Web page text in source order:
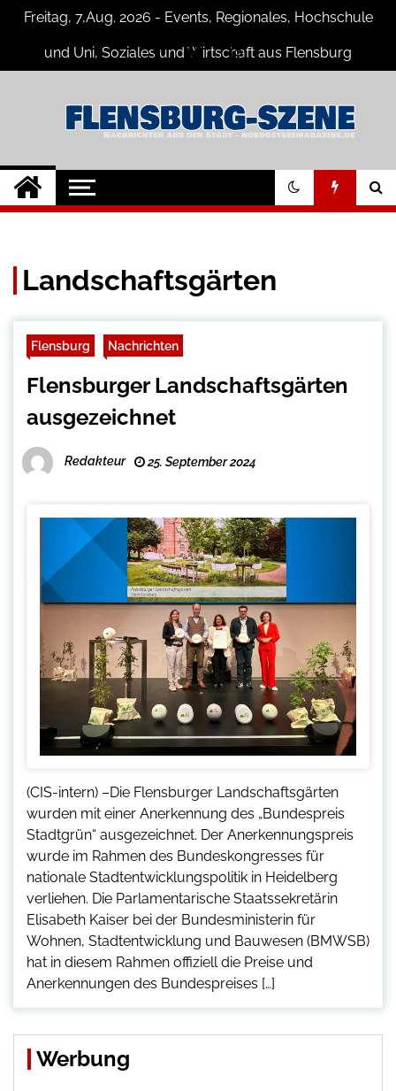
Skip
content
Freitag, 7,Aug. 2026 - Events, Regionales, Hochschule
und Uni, Soziales und Wirtschaft aus Flensburg
Flensburg-Szene
Nachrichten
Nachrichten für Flensburg und
Umgebung
Landschaftsgärten
Flensburg Nachrichten
Flensburger Landschaftsgärten
ausgezeichnet
Redakteur 25. September 2024
(CIS-intern) –Die Flensburger Landschaftsgärten
wurden mit einer Anerkennung des „Bundespreis
Stadtgrün“ ausgezeichnet. Der Anerkennungspreis
wurde im Rahmen des Bundeskongresses für
nationale Stadtentwicklungspolitik in Heidelberg
verliehen. Die Parlamentarische Staatssekretärin
Elisabeth Kaiser bei der Bundesministerin für
Wohnen, Stadtentwicklung und Bauwesen (BMWSB)
hat in diesem Rahmen offiziell die Preise und
Anerkennungen des Bundespreises […]
Werbung